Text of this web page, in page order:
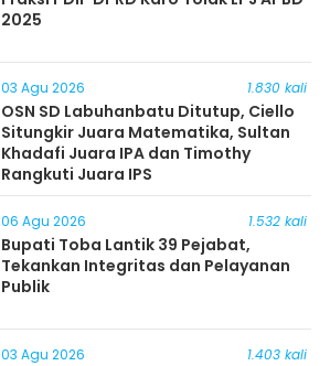
2025
03 Agu 2026 1.830 kali
OSN SD Labuhanbatu Ditutup, Ciello
Situngkir Juara Matematika, Sultan
Khadafi Juara IPA dan Timothy
Rangkuti Juara IPS
06 Agu 2026 1.532 kali
Bupati Toba Lantik 39 Pejabat,
Tekankan Integritas dan Pelayanan
Publik
03 Agu 2026 1.403 kali